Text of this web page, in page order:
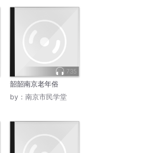
735
韶韶南京老年俗
by： 南京市民学堂